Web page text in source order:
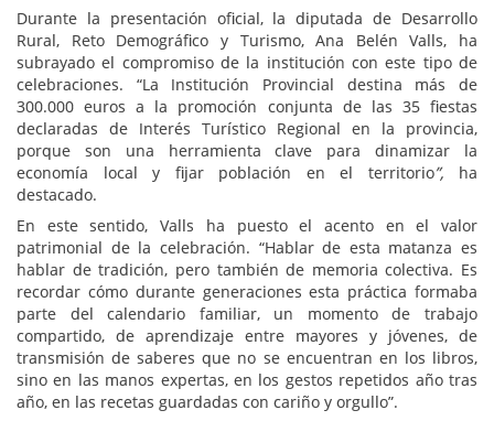
Durante la presentación oficial, la diputada de Desarrollo
Rural, Reto Demográfico y Turismo, Ana Belén Valls, ha
subrayado el compromiso de la institución con este tipo de
celebraciones. “La Institución Provincial destina más de
300.000 euros a la promoción conjunta de las 35 fiestas
declaradas de Interés Turístico Regional en la provincia,
porque son una herramienta clave para dinamizar la
economía local y fijar población en el territorio”, ha
destacado.
En este sentido, Valls ha puesto el acento en el valor
patrimonial de la celebración. “Hablar de esta matanza es
hablar de tradición, pero también de memoria colectiva. Es
recordar cómo durante generaciones esta práctica formaba
parte del calendario familiar, un momento de trabajo
compartido, de aprendizaje entre mayores y jóvenes, de
transmisión de saberes que no se encuentran en los libros,
sino en las manos expertas, en los gestos repetidos año tras
año, en las recetas guardadas con cariño y orgullo”.